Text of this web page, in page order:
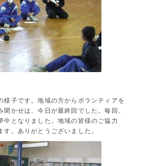
子です。地域の方からボランティアを
聞かせは、今日が最終回でした。毎回、
中となりました。地域の皆様のご協力
す。ありがとうございました。